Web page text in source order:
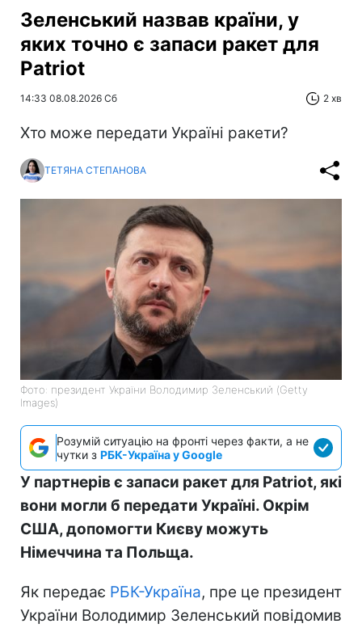
Зеленський назвав країни, у
яких точно є запаси ракет для
Patriot
14:33 08.08.2026 Сб 2 хв
Хто може передати Україні ракети?
ТЕТЯНА СТЕПАНОВА
Фото: президент України Володимир Зеленський (Getty
Images)
Розумій ситуацію на фронті через факти, а не
чутки з РБК-Україна у Google
У партнерів є запаси ракет для Patriot, які
вони могли б передати Україні. Окрім
США, допомогти Києву можуть
Німеччина та Польща.
Як передає РБК-Україна, пре це президент
України Володимир Зеленський повідомив